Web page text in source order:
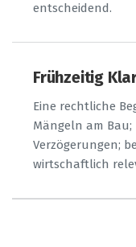
entscheidend.
Frühzeitig
Eine rechtliche
Mängeln am
Verzögerungen;
wirtschaftlich